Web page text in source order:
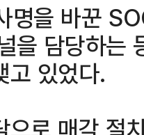
명을 바꾼
을 담당하는
고 있었다.
으로 매각 절